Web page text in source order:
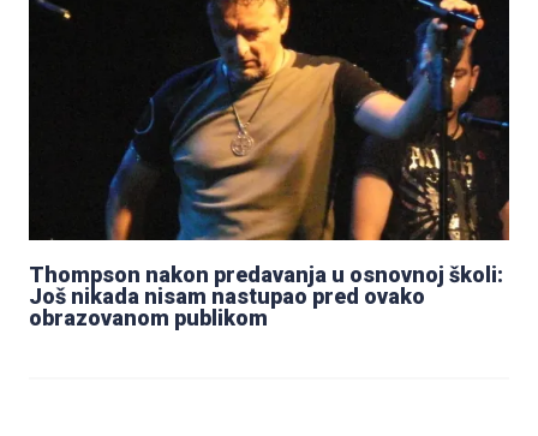
Thompson nakon predavanja u osnovnoj školi:
Još nikada nisam nastupao pred ovako
obrazovanom publikom